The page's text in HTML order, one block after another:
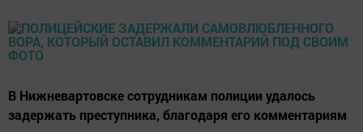
В Нижневартовске сотрудникам полиции удалось
задержать преступника, благодаря его комментариям